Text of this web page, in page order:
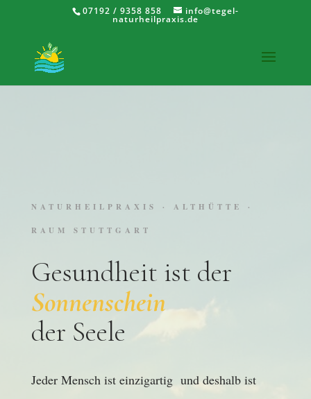
07192 / 9358 858 info@tegel-
naturheilpraxis.de
NATURHEILPRAXIS · ALTHÜTTE ·
RAUM STUTTGART
Gesundheit ist der
Sonnenschein
der Seele
Jeder Mensch ist einzigartig und deshalb ist